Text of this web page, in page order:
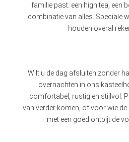
familie past: een high tea, een
combinatie van alles. Speciale
houden overal
Wilt u de dag afsluiten zonder
overnachten in ons
comfortabel, rustig en stijlvol.
van verder komen, of voor wie de
met een goed ontbijt de